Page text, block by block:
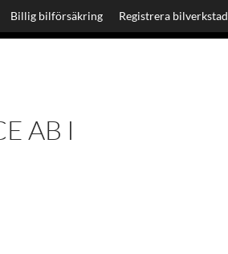
Billig bilförsäkring Registrera bilverkstad
AB I